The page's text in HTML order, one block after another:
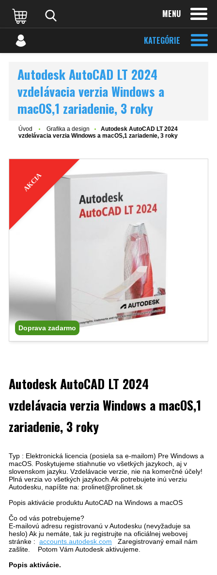
MENU
KATEGÓRIE
Autodesk AutoCAD LT 2024
vzdelávacia verzia Windows a
macOS,1 zariadenie, 3 roky
Úvod Grafika a design
Autodesk AutoCAD LT 2024
vzdelávacia verzia Windows a macOS,1 zariadenie, 3 roky
AKCIA
Doprava zadarmo
Autodesk AutoCAD LT 2024
vzdelávacia verzia Windows a macOS,1
zariadenie, 3 roky
Typ : Elektronická licencia (posiela sa e-mailom) Pre Windows a
macOS. Poskytujeme stiahnutie vo všetkých jazykoch, aj v
slovenskom jazyku. Vzdelávacie verzie, nie na komerčné účely!
Plná verzia vo všetkých jazykoch.Ak potrebujete inú verziu
Autodesku, napíšte na: prolinet@prolinet.sk
Popis aktivácie produktu AutoCAD na Windows a macOS
Čo od vás potrebujeme?
E-mailovú adresu registrovanú v Autodesku (nevyžaduje sa
heslo) Ak ju nemáte, tak ju registrujte na oficiálnej webovej
stránke : accounts.autodesk.com Zaregistrovaný email nám
zašlite. Potom Vám Autodesk aktivujeme.
Popis aktivácie.